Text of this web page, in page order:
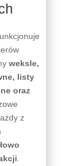
weksle,
listy
oraz
z